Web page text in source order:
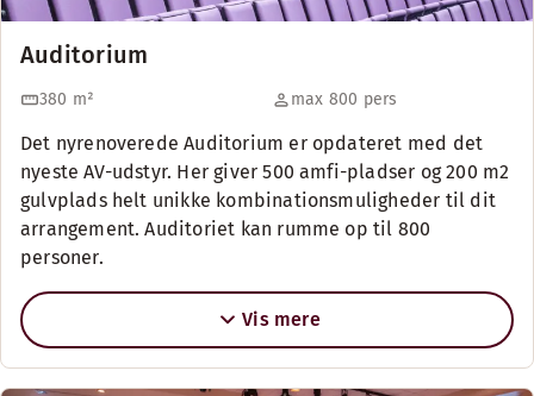
Auditorium
380 m² max 800 pers
Det nyrenoverede Auditorium er opdateret med det
nyeste AV-udstyr. Her giver 500 amfi-pladser og 200 m2
gulvplads helt unikke kombinationsmuligheder til dit
arrangement. Auditoriet kan rumme op til 800
personer.
Vis mere